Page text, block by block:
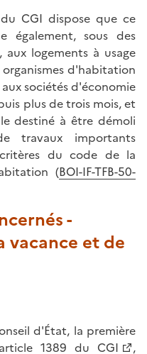
CGI dispose que ce
également, sous des
logements à usage
d'habitation
sociétés d'économie
plus de trois mois, et
destiné à être démoli
importants
du code de la
(BOI-IF-TFB-50-
-
vacance et de
d'État, la première
article 1389 du CGI ,